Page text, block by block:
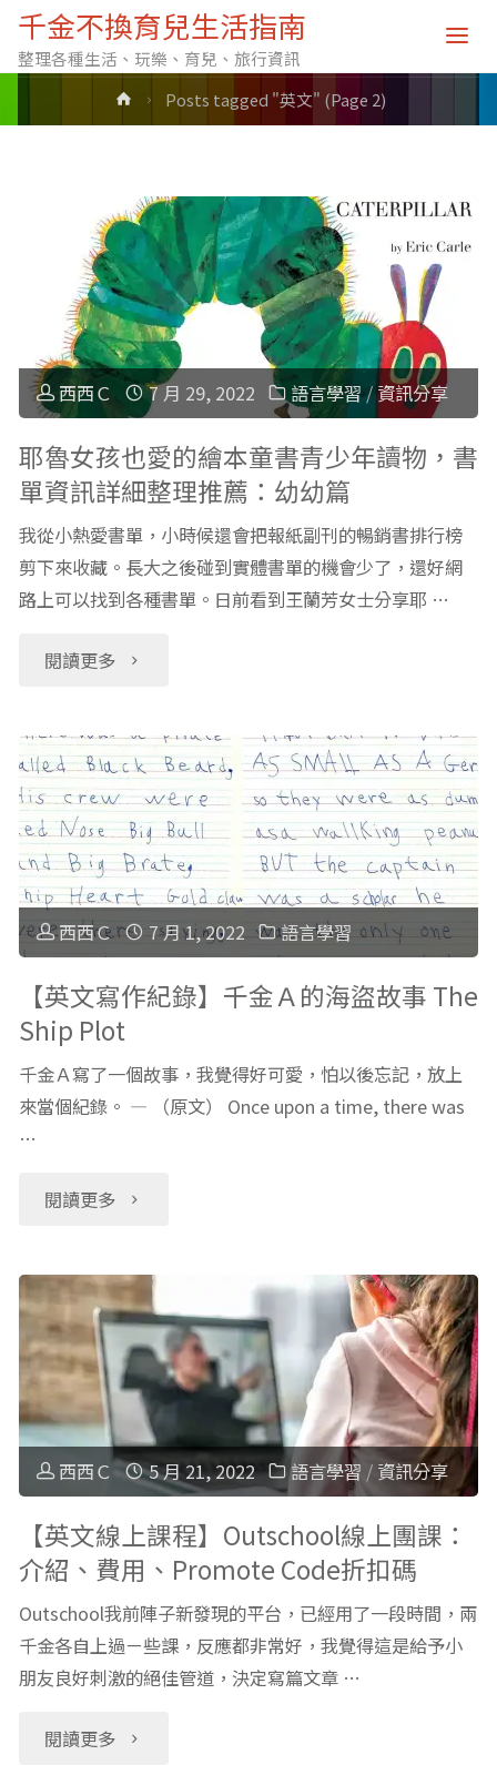
千金不換育兒生活指南
整理各種生活、玩樂、育兒、旅行資訊
標籤: 英文
HomePosts tagged "英文" (Page 2)
西西Ｃ 7 月 29, 2022 語言學習 /資訊分享
耶魯女孩也愛的繪本童書青少年讀物，書
單資訊詳細整理推薦：幼幼篇
我從小熱愛書單，小時候還會把報紙副刊的暢銷書排行榜
剪下來收藏。長大之後碰到實體書單的機會少了，還好網
路上可以找到各種書單。日前看到王蘭芳女士分享耶 …
閱讀更多
"耶
女
孩
也
愛
的
繪
本
書
少
年
物，
單
資
訊
西西Ｃ 7 月 1, 2022 語言學習
【英文寫作紀錄】千金Ａ的海盜故事 The
Ship Plot
千金Ａ寫了一個故事，我覺得好可愛，怕以後忘記，放上
來當個紀錄。 — （原文） Once upon a time, there was
…
閱讀更多
"【英
寫
作
錄】
千
金
Ａ
的
海
西西Ｃ 5 月 21, 2022 語言學習 / 資訊分享
【英文線上課程】Outschool線上團課：
介紹、費用、Promote Code折扣碼
Outschool我前陣子新發現的平台，已經用了一段時間，兩
千金各自上過ㄧ些課，反應都非常好，我覺得這是給予小
朋友良好刺激的絕佳管道，決定寫篇文章 …
閱讀更多
"【英